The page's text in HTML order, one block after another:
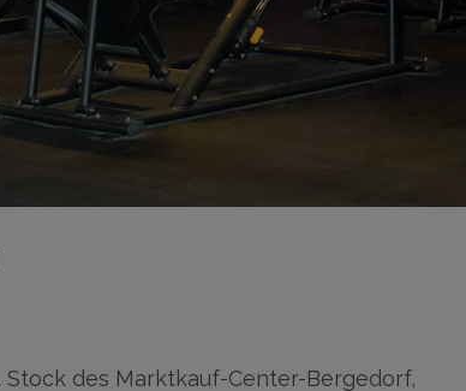
des Marktkauf-Center-Bergedorf,